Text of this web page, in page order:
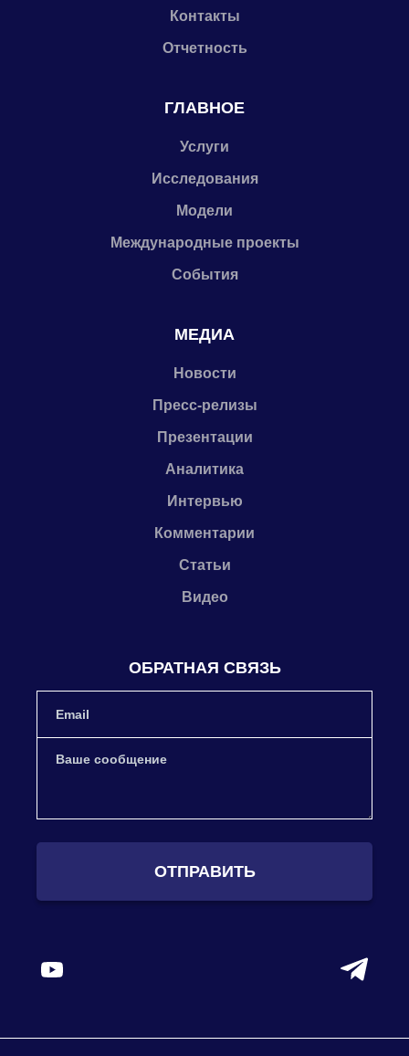
Контакты
Отчетность
ГЛАВНОЕ
Услуги
Исследования
Модели
Международные проекты
События
МЕДИА
Новости
Пресс-релизы
Презентации
Аналитика
Интервью
Комментарии
Статьи
Видео
ОБРАТНАЯ СВЯЗЬ
ОТПРАВИТЬ